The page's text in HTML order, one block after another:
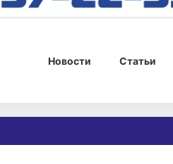
Новости Статьи